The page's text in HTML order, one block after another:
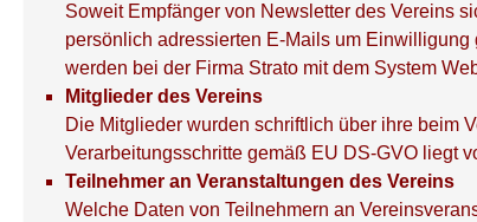
Soweit Empfänger von Newsletter des Vereins
persönlich adressierten E-Mails um
werden bei der Firma Strato mit dem System
Mitglieder des Vereins
Die Mitglieder wurden schriftlich über ihre beim
Verarbeitungsschritte gemäß EU DS-GVO liegt
Teilnehmer an Veranstaltungen des Vereins
Welche Daten von Teilnehmern an